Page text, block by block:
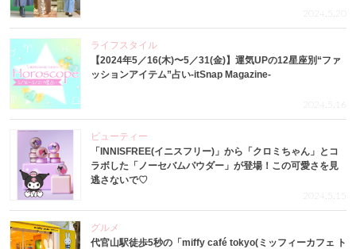
2024.5.20
ライフスタイル
【2024年5／16(木)〜5／31(金)】運気UPの12星座別“ファ
ッションアイテム”占い-itSnap Magazine-
2024.5.16
ビューティー
「INNISFREE(イニスフリー)」から「クロミちゃん」とコ
ラボした「ノーセバムパウダー」が登場！この可愛さを見
逃さないで♡
2024.5.15
グルメ
代官山駅徒歩5秒の「miffy café tokyo(ミッフィーカフェ ト